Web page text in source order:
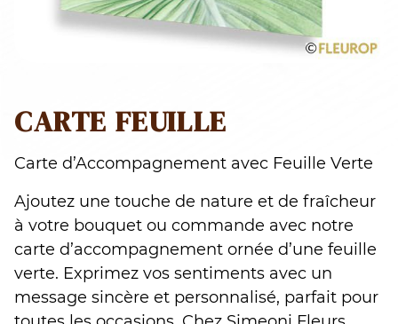
CARTE FEUILLE
Carte d’Accompagnement avec Feuille Verte
Ajoutez une touche de nature et de fraîcheur
à votre bouquet ou commande avec notre
carte d’accompagnement ornée d’une feuille
verte. Exprimez vos sentiments avec un
message sincère et personnalisé, parfait pour